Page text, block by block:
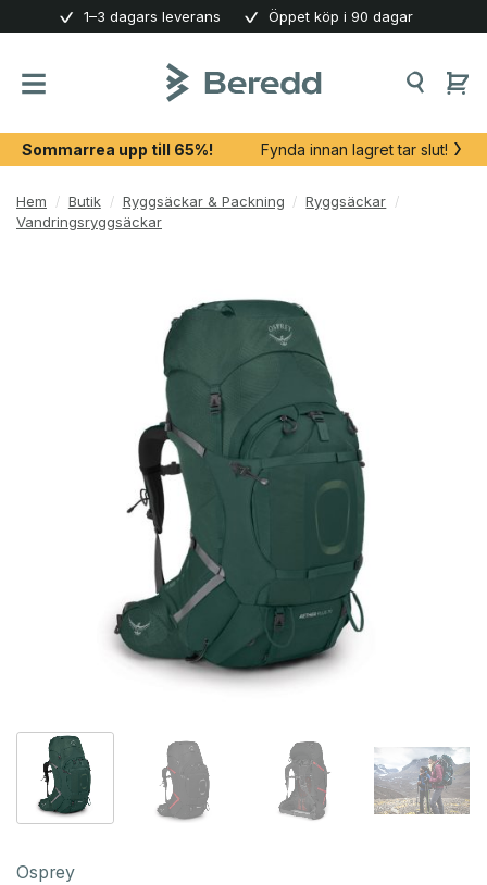
content
1–3 dagars leverans Öppet köp i 90 dagar
Sommarrea upp till 65%! Fynda innan lagret tar slut!
Hem / Butik / Ryggsäckar & Packning / Ryggsäckar /
Vandringsryggsäckar
Osprey